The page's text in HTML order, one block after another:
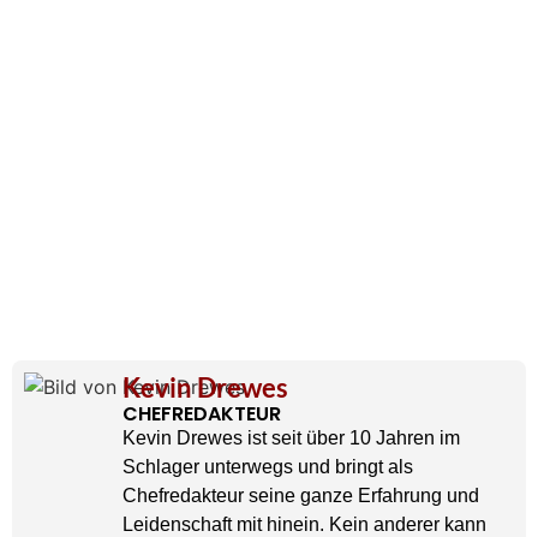
Kevin Drewes
CHEFREDAKTEUR
Kevin Drewes ist seit über 10 Jahren im
Schlager unterwegs und bringt als
Chefredakteur seine ganze Erfahrung und
Leidenschaft mit hinein. Kein anderer kann